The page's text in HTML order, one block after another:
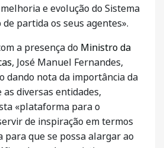
e evolução do Sistema
partida os seus agentes».
a presença do Ministro da
, José Manuel Fernandes,
dando nota da importância da
diversas entidades,
«plataforma para o
de inspiração em termos
para que se possa alargar ao